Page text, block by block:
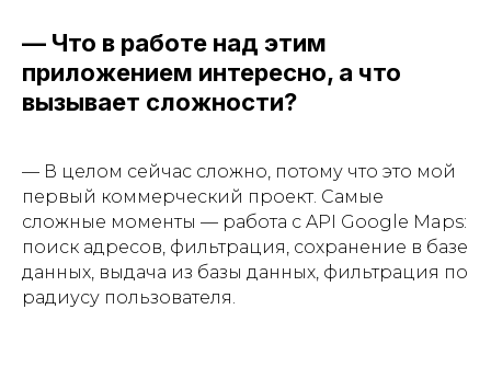
— Что в работе над этим
приложением интересно, а что
вызывает сложности?
— В целом сейчас сложно, потому что это мой
первый коммерческий проект. Самые
сложные моменты — работа с API Google Maps:
поиск адресов, фильтрация, сохранение в базе
данных, выдача из базы данных, фильтрация по
радиусу пользователя.